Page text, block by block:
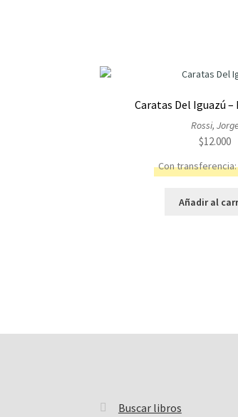
Caratas Del Iguazú –
Rossi,
$12.000
Con transferencia:
Añadir al
Buscar libros
Buscar: